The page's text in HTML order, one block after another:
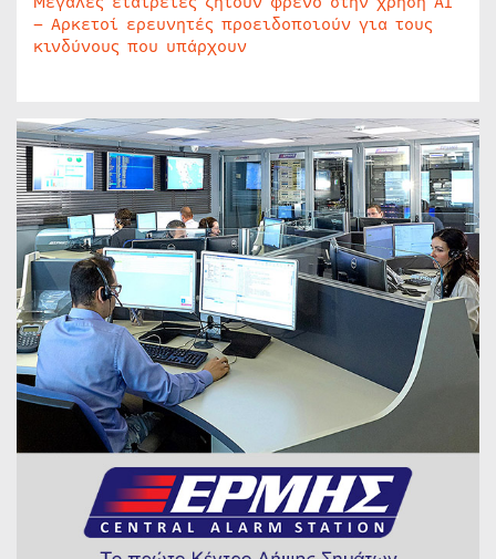
– Αρκετοί ερευνητές προειδοποιούν για τους
κινδύνους που υπάρχουν